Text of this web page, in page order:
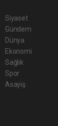
Siyaset
Gündem
Dünya
Ekonomi
Sağlık
Spor
Asayiş